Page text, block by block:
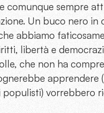
comunque sempre
Un buco nero in
abbiamo
libertà e
che non ha
apprendere
vorrebbero